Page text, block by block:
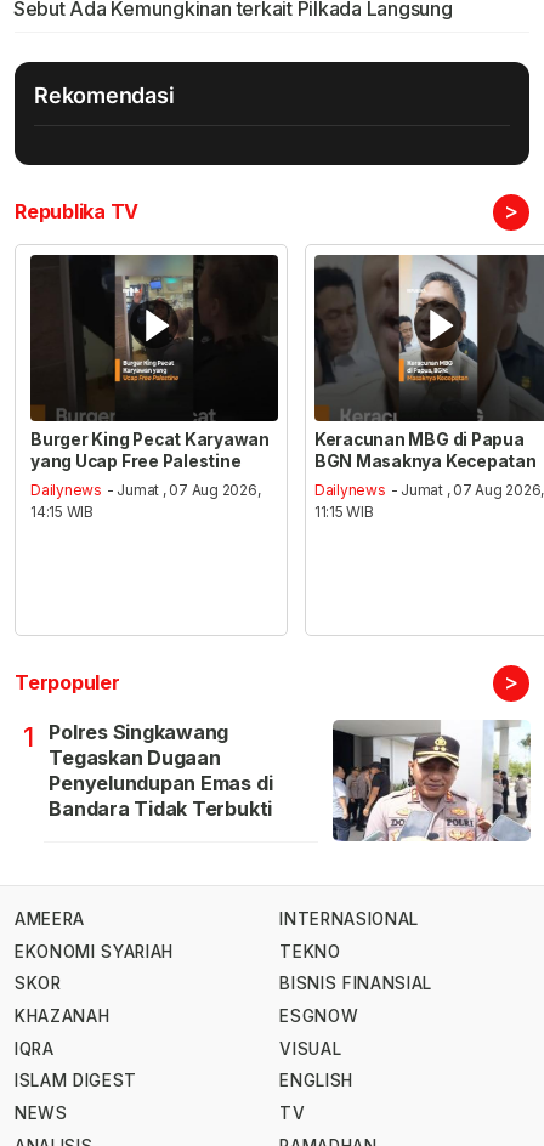
Sebut Ada Kemungkinan terkait Pilkada Langsung
Rekomendasi
Republika TV >
Burger King Pecat Karyawan
yang Ucap Free Palestine
Dailynews - Jumat , 07 Aug 2026,
14:15 WIB
Keracunan MBG di Papua
BGN Masaknya Kecepatan
Dailynews - Jumat , 07 Aug 2026,
11:15 WIB
Terpopuler >
1
Polres Singkawang
Tegaskan Dugaan
Penyelundupan Emas di
Bandara Tidak Terbukti
AMEERA
EKONOMI SYARIAH
SKOR
KHAZANAH
IQRA
ISLAM DIGEST
NEWS
INTERNASIONAL
TEKNO
BISNIS FINANSIAL
ESGNOW
VISUAL
ENGLISH
TV